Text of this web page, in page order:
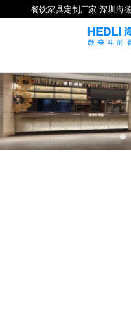
餐饮家具定制厂家-深圳海